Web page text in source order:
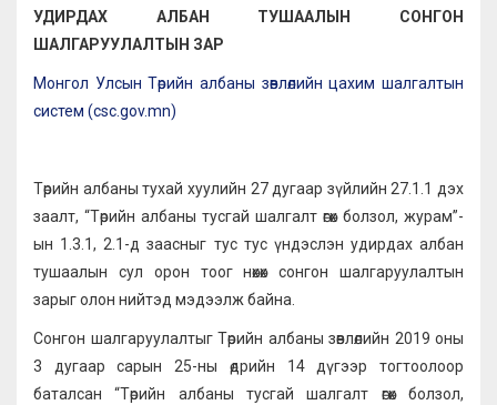
УДИРДАХ АЛБАН ТУШААЛЫН СОНГОН
ШАЛГАРУУЛАЛТЫН ЗАР
Монгол Улсын Төрийн албаны зөвлөлийн цахим шалгалтын
систем (csc.gov.mn)
Төрийн албаны тухай хуулийн 27 дугаар зүйлийн 27.1.1 дэх
заалт, “Төрийн албаны тусгай шалгалт өгөх болзол, журам”-
ын 1.3.1, 2.1-д заасныг тус тус үндэслэн удирдах албан
тушаалын сул орон тоог нөхөх сонгон шалгаруулалтын
зарыг олон нийтэд мэдээлж байна.
Сонгон шалгаруулалтыг Төрийн албаны зөвлөлийн 2019 оны
3 дугаар сарын 25-ны өдрийн 14 дүгээр тогтоолоор
баталсан “Төрийн албаны тусгай шалгалт өгөх болзол,